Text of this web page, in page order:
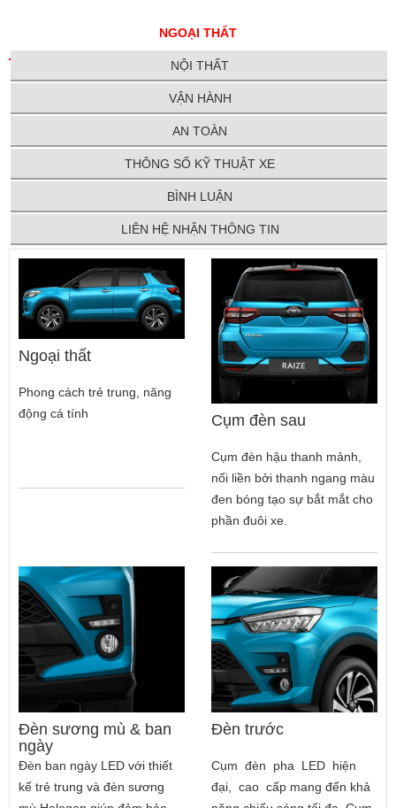
NGOẠI THẤT
NỘI THẤT
VẬN HÀNH
AN TOÀN
THÔNG SỐ KỸ THUẬT XE
BÌNH LUẬN
LIÊN HỆ NHẬN THÔNG TIN
Ngoại thất
Phong cách trẻ trung, năng
động cá tính
Cụm đèn sau
Cụm đèn hậu thanh mảnh,
nối liền bởi thanh ngang màu
đen bóng tạo sự bắt mắt cho
phần đuôi xe.
Đèn sương mù & ban
ngày
Đèn ban ngày LED với thiết
kế trẻ trung và đèn sương
Đèn trước
Cụm đèn pha LED hiện
đại, cao cấp mang đến khả